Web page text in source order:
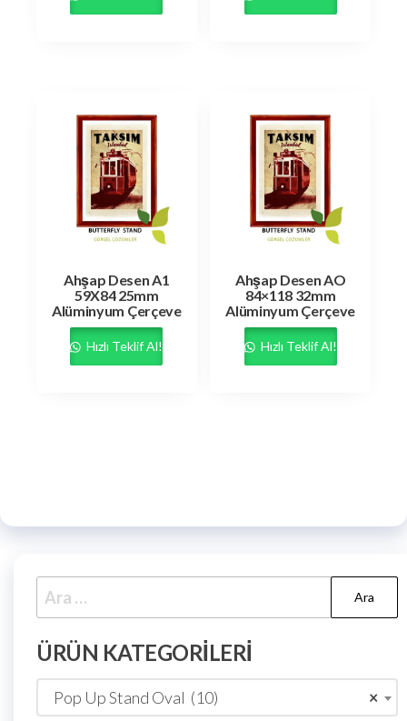
Ahşap Desen A1
59X84 25mm
Alüminyum Çerçeve
Hızlı Teklif Al!
Ahşap Desen AO
84×118 32mm
Alüminyum Çerçeve
Hızlı Teklif Al!
ÜRÜN KATEGORILERI
×
Pop Up Stand Oval (10)